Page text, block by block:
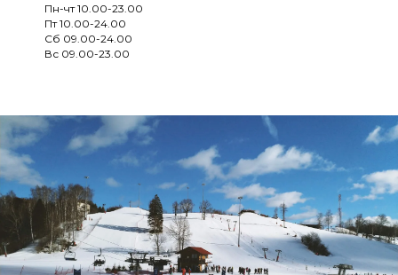
Пн-чт 10.00-23.00
Пт 10.00-24.00
Сб 09.00-24.00
Вс 09.00-23.00